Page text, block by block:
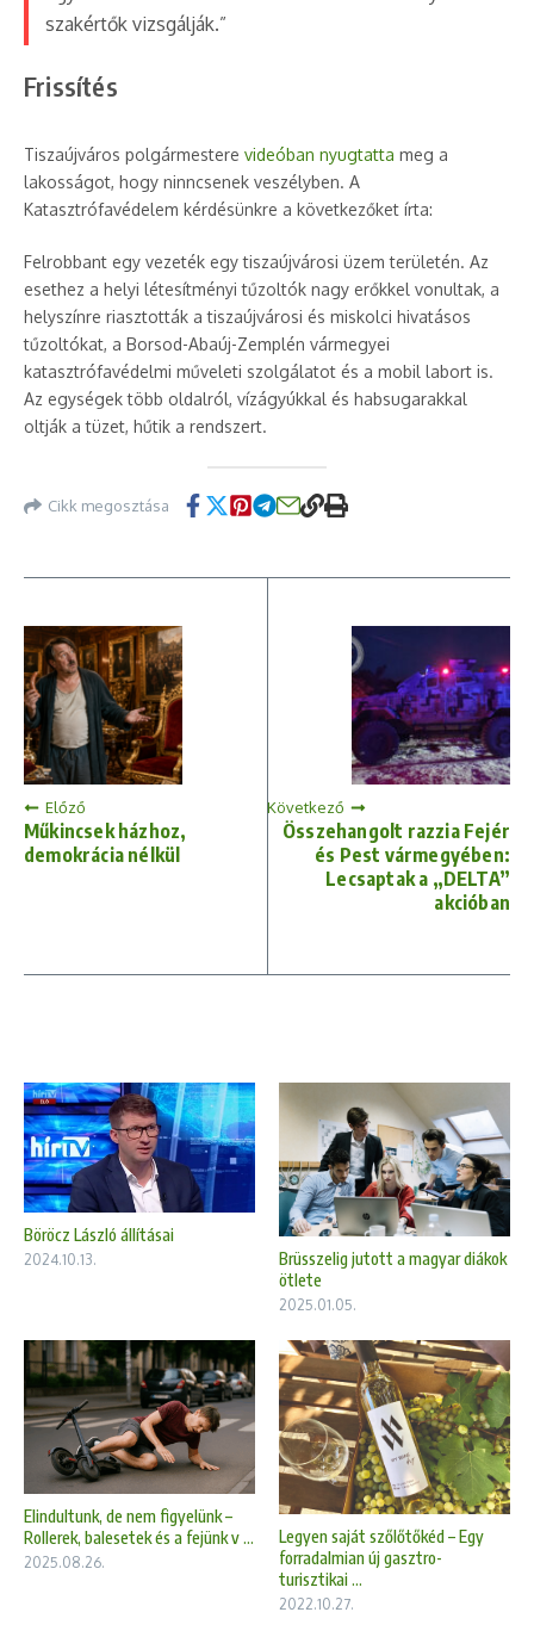
szakértők vizsgálják.”
Frissítés
Tiszaújváros polgármestere videóban nyugtatta meg a
lakosságot, hogy ninncsenek veszélyben. A
Katasztrófavédelem kérdésünkre a következőket írta:
Felrobbant egy vezeték egy tiszaújvárosi üzem területén. Az
esethez a helyi létesítményi tűzoltók nagy erőkkel vonultak, a
helyszínre riasztották a tiszaújvárosi és miskolci hivatásos
tűzoltókat, a Borsod-Abaúj-Zemplén vármegyei
katasztrófavédelmi műveleti szolgálatot és a mobil labort is.
Az egységek több oldalról, vízágyúkkal és habsugarakkal
oltják a tüzet, hűtik a rendszert.
Cikk megosztása
Előző
Műkincsek házhoz,
demokrácia nélkül
Következő
Összehangolt razzia Fejér
és Pest vármegyében:
Lecsaptak a „DELTA”
akcióban
Böröcz László állításai
2024.10.13.
Brüsszelig jutott a magyar diákok
ötlete
2025.01.05.
Elindultunk, de nem figyelünk –
Rollerek, balesetek és a fejünk v ...
2025.08.26.
Legyen saját szőlőtőkéd – Egy
forradalmian új gasztro-
turisztikai ...
2022.10.27.